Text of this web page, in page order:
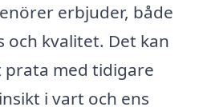
erbjuder, både
och kvalitet. Det kan
med tidigare
i vart och ens